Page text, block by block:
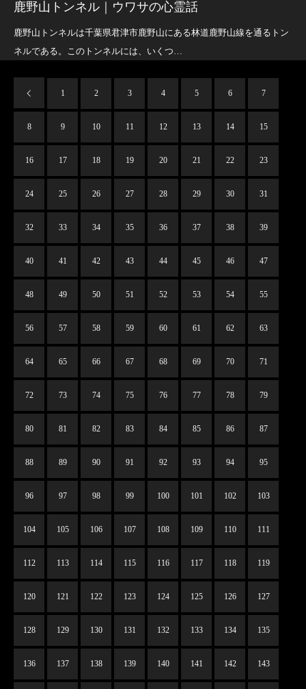
鹿野山トンネル｜ウワサの心霊話
鹿野山トンネルは千葉県君津市鹿野山にある林道鹿野山線を通るトン
ネルである。このトンネルには、いくつ…
1 2 3 4 5 6 7
8 9 10 11 12 13 14 15
16 17 18 19 20 21 22 23
24 25 26 27 28 29 30 31
32 33 34 35 36 37 38 39
40 41 42 43 44 45 46 47
48 49 50 51 52 53 54 55
56 57 58 59 60 61 62 63
64 65 66 67 68 69 70 71
72 73 74 75 76 77 78 79
80 81 82 83 84 85 86 87
88 89 90 91 92 93 94 95
96 97 98 99 100 101 102 103
104 105 106 107 108 109 110 111
112 113 114 115 116 117 118 119
120 121 122 123 124 125 126 127
128 129 130 131 132 133 134 135
136 137 138 139 140 141 142 143